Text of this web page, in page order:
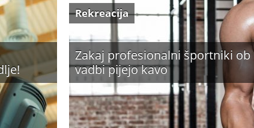
Zakaj profesionalni športniki ob
vadbi pijejo kavo
Rekreacija